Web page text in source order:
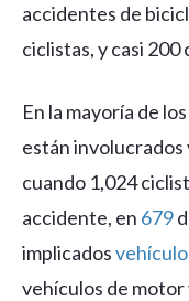
accidentes de
ciclistas, y casi
En la mayoría de
están involucrados
cuando 1,024
accidente, en 679
implicados
vehículos de motor